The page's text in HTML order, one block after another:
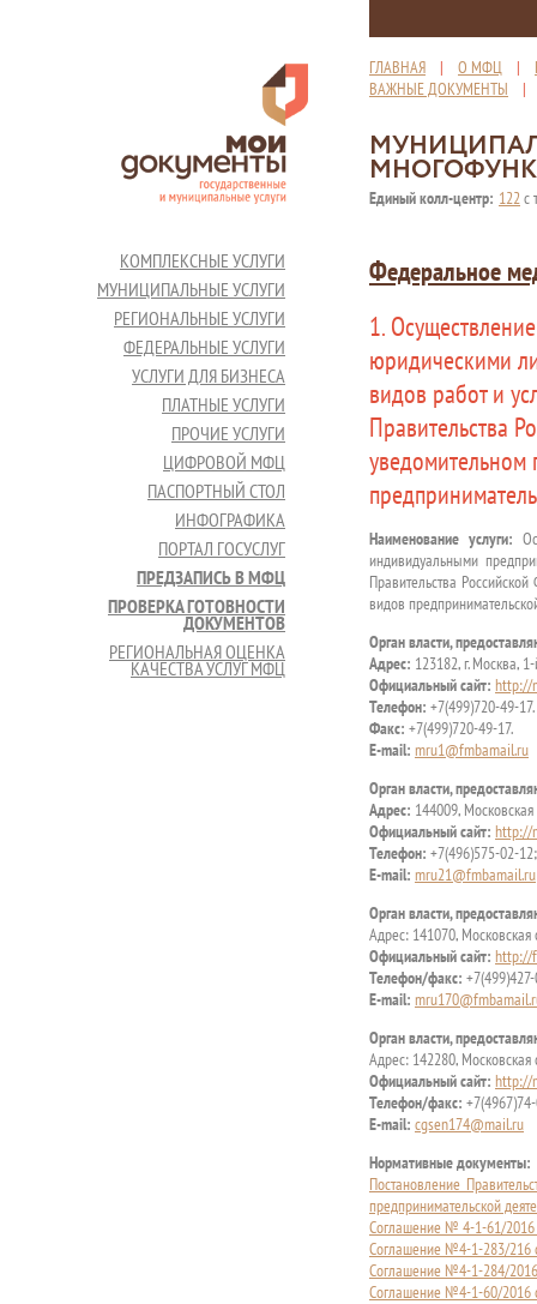
ГЛАВНАЯ | О МФЦ |
ВАЖНЫЕ ДОКУМЕНТЫ
Единый колл-центр: 122с
КОМПЛЕКСНЫЕ УСЛУГИ
МУНИЦИПАЛЬНЫЕ УСЛУГИ
РЕГИОНАЛЬНЫЕ УСЛУГИ
ФЕДЕРАЛЬНЫЕ УСЛУГИ
УСЛУГИ ДЛЯ БИЗНЕСА
ПЛАТНЫЕ УСЛУГИ
ПРОЧИЕ УСЛУГИ
ЦИФРОВОЙ МФЦ
ПАСПОРТНЫЙ СТОЛ
ИНФОГРАФИКА
ПОРТАЛ ГОСУСЛУГ
ПРЕДЗАПИСЬ В МФЦ
ПРОВЕРКА ГОТОВНОСТИ
ДОКУМЕНТОВ
РЕГИОНАЛЬНАЯ ОЦЕНКА
КАЧЕСТВА УСЛУГ МФЦ
Федеральное
1.
юридическими
видов работ и
Правительства
уведомительном
Наименование услуги:
индивидуальными
Правительства
видов
Орган власти,
Адрес: 123182, г. Москва,
Официальный сайт: http://
Телефон: +7(499)720-49-17.
Факс: +7(499)720-49-17.
E-mail: mru1@fmbamail.ru
Орган власти,
Адрес: 144009, Московская
Официальный сайт: http://
Телефон: +7(496)575-02-
E-mail: mru21@fmbamail.ru
Орган власти,
Адрес: 141070, Московская
Официальный сайт: http://
Телефон/факс:
E-mail:
Орган власти,
Адрес: 142280, Московская
Официальный сайт: http://
Телефон/факс:
E-mail: cgsen174@mail.ru
Нормативные документы:
Постановление
предпринимательской
Соглашение № 4-1-61/
Соглашение №4-1-283/216
Соглашение №4-1-284/
Соглашение №4-1-60/2016